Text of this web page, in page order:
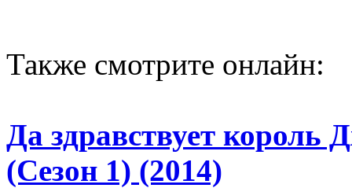
Также смотрите онлайн:
Да здравствует
(Сезон 1) (2014)